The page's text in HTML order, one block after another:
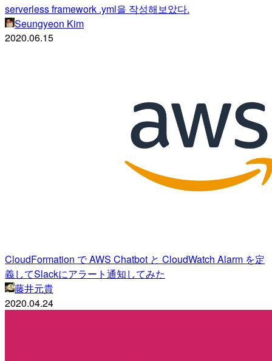
serverless framework .yml을 작성해보았다.
Seungyeon Kim
2020.06.15
CloudFormation で AWS Chatbot と CloudWatch Alarm を定
義してSlackにアラート通知してみた
藤井元貴
2020.04.24